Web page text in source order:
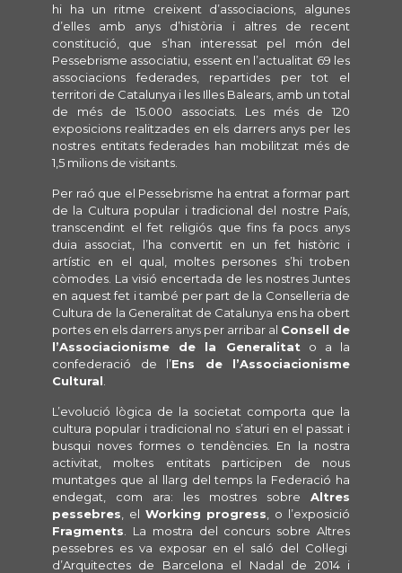
hi ha un ritme creixent d’associacions, algunes
d’elles amb anys d’història i altres de recent
constitució, que s’han interessat pel món del
Pessebrisme associatiu, essent en l’actualitat 69 les
associacions federades, repartides per tot el
territori de Catalunya i les Illes Balears, amb un total
de més de 15.000 associats. Les més de 120
exposicions realitzades en els darrers anys per les
nostres entitats federades han mobilitzat més de
1,5 milions de visitants.
Per raó que el Pessebrisme ha entrat a formar part
de la Cultura popular i tradicional del nostre País,
transcendint el fet religiós que fins fa pocs anys
duia associat, l’ha convertit en un fet històric i
artístic en el qual, moltes persones s’hi troben
còmodes. La visió encertada de les nostres Juntes
en aquest fet i també per part de la Conselleria de
Cultura de la Generalitat de Catalunya ens ha obert
portes en els darrers anys per arribar al Consell de
l’Associacionisme de la Generalitat o a la
confederació de l’Ens de l’Associacionisme
Cultural
L’evolució lògica de la societat comporta que la
cultura popular i tradicional no s’aturi en el passat i
busqui noves formes o tendències. En la nostra
activitat, moltes entitats participen de nous
muntatges que al llarg del temps la Federació ha
endegat, com ara: les mostres sobre Altres
pessebres , el Working progress , o l’exposició
Fragments . La mostra del concurs sobre Altres
pessebres es va exposar en el saló del Col·legi
d’Arquitectes de Barcelona el Nadal de 2014 i